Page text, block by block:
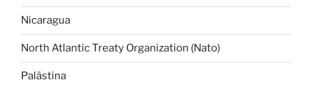
Nicaragua
North Atlantic Treaty Organization (Nato)
Palästina